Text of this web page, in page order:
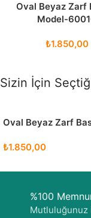
Oval Beyaz Zarf
Model-
₺1.850,00
Sizin İçin
Oval Beyaz Zarf
₺1.850,00
%100
Mutluluğunuz